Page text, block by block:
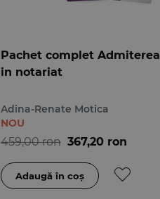
Pachet complet Admiterea
in notariat
Adina-Renate Motica
NOU
459,00 ron 367,20 ron